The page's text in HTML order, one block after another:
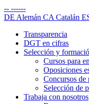
-- ------
DE Alemán CA Catalán
Transparencia
DGT en cifras
Selección y
Cursos para
Oposiciones
Concursos de
Selección de
Trabaja con nosotros